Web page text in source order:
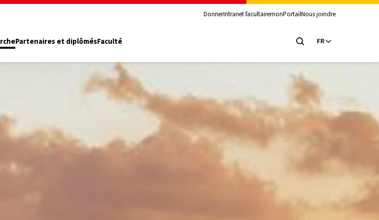
DonnerIntranet facultairemonPortailNous joindre
Partenaires et diplômésFaculté FR